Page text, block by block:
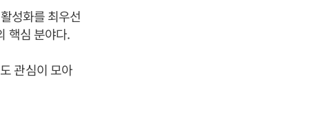
성화를 최우선
핵심 분야다.
관심이 모아